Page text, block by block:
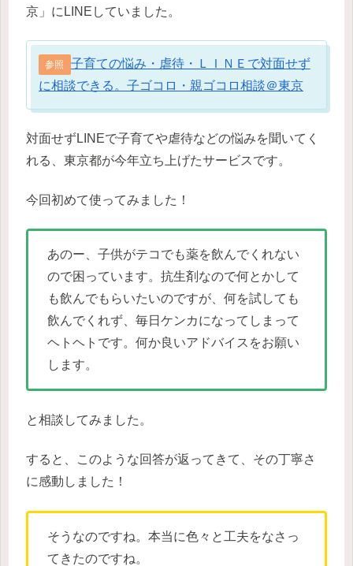
京」にLINEしていました。
参照
子育ての悩み・虐待・ＬＩＮＥで対面せず
に相談できる。子ゴコロ・親ゴコロ相談＠東京
対面せずLINEで子育てや虐待などの悩みを聞いてく
れる、東京都が今年立ち上げたサービスです。
今回初めて使ってみました！
あのー、子供がテコでも薬を飲んでくれない
ので困っています。抗生剤なので何とかして
も飲んでもらいたいのですが、何を試しても
飲んでくれず、毎日ケンカになってしまって
ヘトヘトです。何か良いアドバイスをお願い
します。
と相談してみました。
すると、このような回答が返ってきて、その丁寧さ
に感動しました！
そうなのですね。本当に色々と工夫をなさっ
てきたのですね。